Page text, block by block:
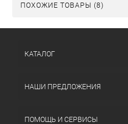
ПОХОЖИЕ ТОВАРЫ (8)
КАТАЛОГ
НАШИ ПРЕДЛОЖЕНИЯ
ПОМОЩЬ И СЕРВИСЫ